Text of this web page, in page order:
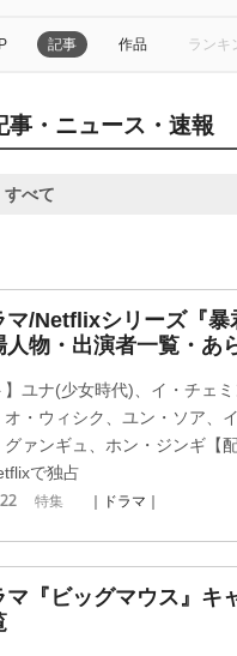
記事 作品 ランキ
事・ニュース・速報
すべて
マ/Netflixシリーズ『暴
人物・出演者一覧・あ
】ユナ(少女時代)、イ・チェ
オ・ウィシク、ユン・ソア、
グァンギュ、ホン・ジンギ【
で独占
特集 ｜ドラマ｜
マ『ビッグマウス』キ